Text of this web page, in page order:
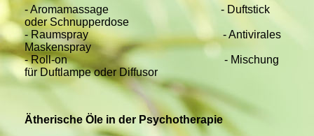
-Aromamassage - Duftstick
oder Schnupperdose
- Raumspray - Antivirales
Maskenspray
- Roll-on - Mischung
für Duftlampe oder Diffusor
Ätherische Öle in der Psychotherapie